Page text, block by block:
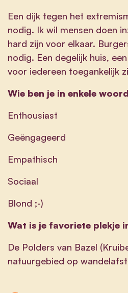
Een dijk tegen het
nodig. Ik wil mensen doen
hard zijn voor elkaar.
nodig. Een degelijk huis,
voor iedereen toegankelijk
Wie ben je in enkele
Enthousiast
Geëngageerd
Empathisch
Sociaal
Blond ;-)
Wat is je favoriete plekje
De Polders van Bazel
natuurgebied op